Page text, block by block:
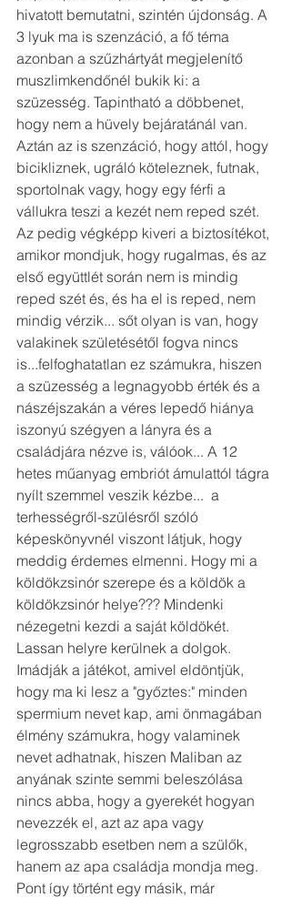
hivatott bemutatni, szintén újdonság. A
3 lyuk ma is szenzáció, a fő téma
azonban a szűzhártyát megjelenítő
muszlimkendőnél bukik ki: a
szüzesség. Tapintható a döbbenet,
hogy nem a hüvely bejáratánál van.
Aztán az is szenzáció, hogy attól, hogy
bicikliznek, ugráló köteleznek, futnak,
sportolnak vagy, hogy egy férfi a
vállukra teszi a kezét nem reped szét.
Az pedig végképp kiveri a biztosítékot,
amikor mondjuk, hogy rugalmas, és az
első együttlét során nem is mindig
reped szét és, és ha el is reped, nem
mindig vérzik... sőt olyan is van, hogy
valakinek születésétől fogva nincs
is...felfoghatatlan ez számukra, hiszen
a szüzesség a legnagyobb érték és a
nászéjszakán a véres lepedő hiánya
iszonyú szégyen a lányra és a
családjára nézve is, válóok... A 12
hetes műanyag embriót ámulattól tágra
nyílt szemmel veszik kézbe...  a
terhességről-szülésről szóló
képeskönyvnél viszont látjuk, hogy
meddig érdemes elmenni. Hogy mi a
köldökzsinór szerepe és a köldök a
köldökzsinór helye??? Mindenki
nézegetni kezdi a saját köldökét.
Lassan helyre kerülnek a dolgok.
Imádják a játékot, amivel eldöntjük,
hogy ma ki lesz a "győztes:" minden
spermium nevet kap, ami önmagában
élmény számukra, hogy valaminek
nevet adhatnak, hiszen Maliban az
anyának szinte semmi beleszólása
nincs abba, hogy a gyerekét hogyan
nevezzék el, azt az apa vagy
legrosszabb esetben nem a szülők,
hanem az apa családja mondja meg.
Pont így történt egy másik, már